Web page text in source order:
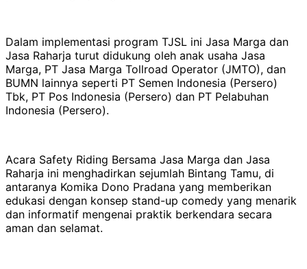
Dalam implementasi program TJSL ini Jasa Marga dan
Jasa Raharja turut didukung oleh anak usaha Jasa
Marga, PT Jasa Marga Tollroad Operator (JMTO), dan
BUMN lainnya seperti PT Semen Indonesia (Persero)
Tbk, PT Pos Indonesia (Persero) dan PT Pelabuhan
Indonesia (Persero).
Acara Safety Riding Bersama Jasa Marga dan Jasa
Raharja ini menghadirkan sejumlah Bintang Tamu, di
antaranya Komika Dono Pradana yang memberikan
edukasi dengan konsep stand-up comedy yang menarik
dan informatif mengenai praktik berkendara secara
aman dan selamat.